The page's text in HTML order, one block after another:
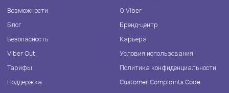
Возможности
Блог
Безопасность
Viber Out
Тарифы
Поддержка
О Viber
Бренд-центр
Карьера
Условия использования
Политика конфиденциальности
Customer Complaints Code